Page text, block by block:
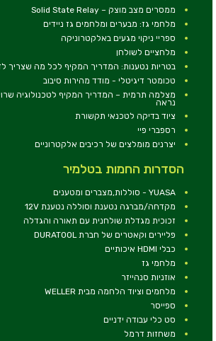
ממסרים מצב מוצק – Solid State Relay
מלחמי גז: מבערים ומלחמים גז ניידים
ספריי ניקוי מגעים באלקטרוניקה
מלחציים לשולחן
בטריות נטענות: המדריך המקיף לכל מה שצריך
טכומטר דיגיטלי - מודד מהירות סיבוב
מצלמה תרמית – המדריך המקיף לטכנולוגיה
נראה
ציוד בדיקה לטכנאי תקשורת
רספברי פיי
יצרנים מומלצים של רכיבים אלקטרוניים
הסדרות החמות בטלמיר
YUASA - סוללות,מצברים ומטענים
מקדחה/מברגה נטענת וסוללה נטענת 12V
זכוכית מגדלת שולחנית עם תאורה והגדלה
פליירים וקאטרים של חברת DURATOOL
כבלי HDMI איכותיים
מלחמי גז
אוזניות סנהייזר
מלחמים וציוד הלחמה מבית WELLER
ספייסר
סט כלי עבודה ידניים
משחזות דרמל